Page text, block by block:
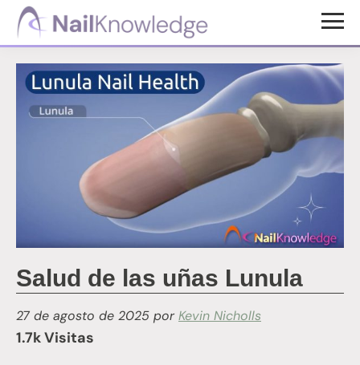
Saltar
principal
Saltar
página
Conocimientos
de
uñas
Salud de las uñas Lunula
27 de agosto de 2025 porKevin Nicholls
1.7k Visitas